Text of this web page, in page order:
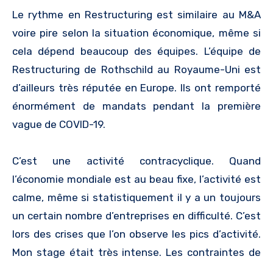
Le rythme en Restructuring est similaire au M&A
voire pire selon la situation économique, même si
cela dépend beaucoup des équipes. L’équipe de
Restructuring de Rothschild au Royaume-Uni est
d’ailleurs très réputée en Europe. Ils ont remporté
énormément de mandats pendant la première
vague de COVID-19.
C’est une activité contracyclique. Quand
l’économie mondiale est au beau fixe, l’activité est
calme, même si statistiquement il y a un toujours
un certain nombre d’entreprises en difficulté. C’est
lors des crises que l’on observe les pics d’activité.
Mon stage était très intense. Les contraintes de